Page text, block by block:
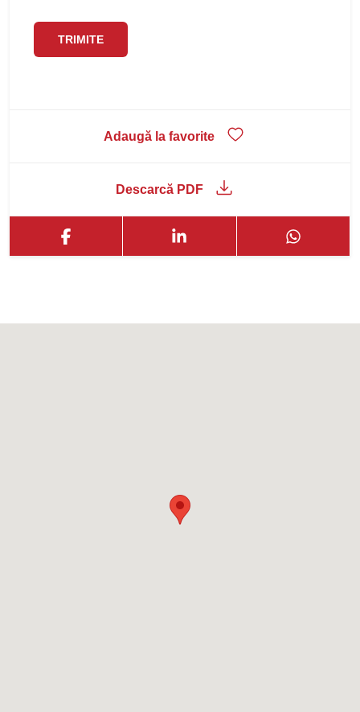
Adaugă la favorite
Descarcă PDF